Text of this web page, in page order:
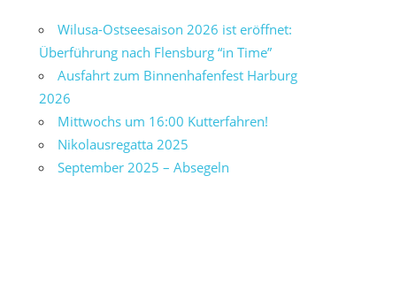
Wilusa-Ostseesaison 2026 ist eröffnet:
Überführung nach Flensburg “in Time”
Ausfahrt zum Binnenhafenfest Harburg
2026
Mittwochs um 16:00 Kutterfahren!
Nikolausregatta 2025
September 2025 – Absegeln